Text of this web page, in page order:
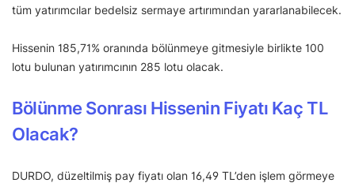
tüm yatırımcılar bedelsiz sermaye artırımından yararlanabilecek.
Hissenin 185,71% oranında bölünmeye gitmesiyle birlikte 100
lotu bulunan yatırımcının 285 lotu olacak.
Bölünme Sonrası Hissenin Fiyatı Kaç TL
Olacak?
DURDO, düzeltilmiş pay fiyatı olan 16,49 TL’den işlem görmeye